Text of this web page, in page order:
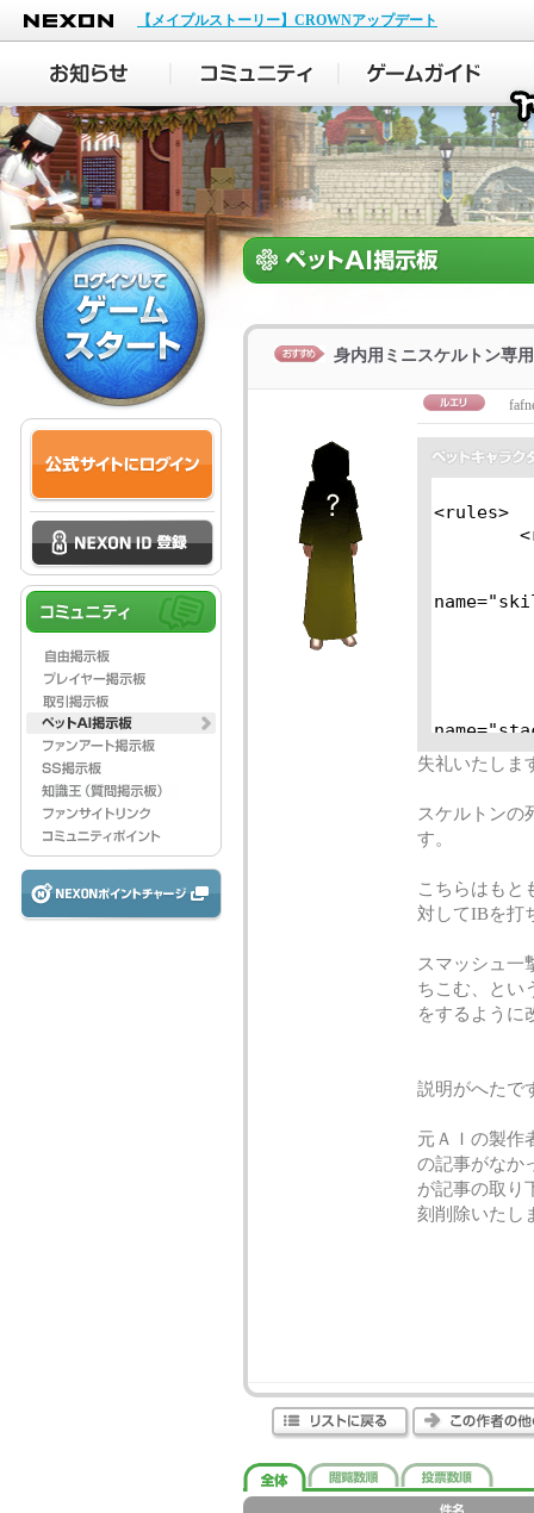
NEXON
【メイプルストーリー】CROWNアップデート
身内用ミニスケルトン専
失礼いたしま
スケルトンの
す。
こちらはもと
対してIBを打
スマッシュ一
ちこむ、とい
をするように
説明がへたで
元ＡＩの製作
の記事がなか
が記事の取り
刻削除いたし